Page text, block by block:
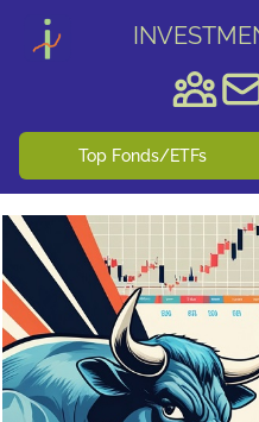
Top Fonds/ETFs